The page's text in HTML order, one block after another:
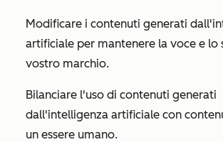
Modificare i contenuti generati
artificiale per mantenere la voce e lo
vostro marchio.
Bilanciare l'uso di contenuti generati
dall'intelligenza artificiale con
un essere umano.